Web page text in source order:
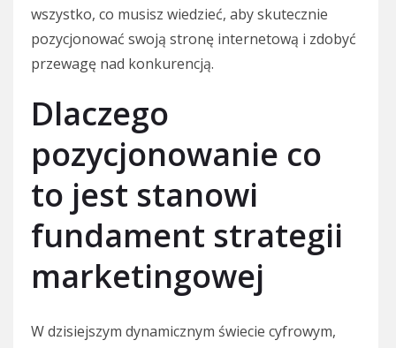
wszystko, co musisz wiedzieć, aby skutecznie
pozycjonować swoją stronę internetową i zdobyć
przewagę nad konkurencją.
Dlaczego
pozycjonowanie co
to jest stanowi
fundament strategii
marketingowej
W dzisiejszym dynamicznym świecie cyfrowym,